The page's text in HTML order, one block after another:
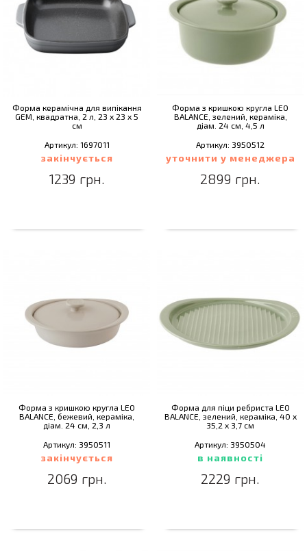
Форма керамічна для випікання
GEM, квадратна, 2 л, 23 x 23 x 5
см
Артикул: 1697011
закінчується
1239 грн.
Форма з кришкою кругла LEO
BALANCE, зелений, кераміка,
діам. 24 см, 4,5 л
Артикул: 3950512
уточнити у менеджера
2899 грн.
Форма з кришкою кругла LEO
BALANCE, бежевий, кераміка,
діам. 24 см, 2,3 л
Артикул: 3950511
закінчується
2069 грн.
Форма для піци ребриста LEO
BALANCE, зелений, кераміка, 40 х
35,2 х 3,7 см
Артикул: 3950504
в наявності
2229 грн.